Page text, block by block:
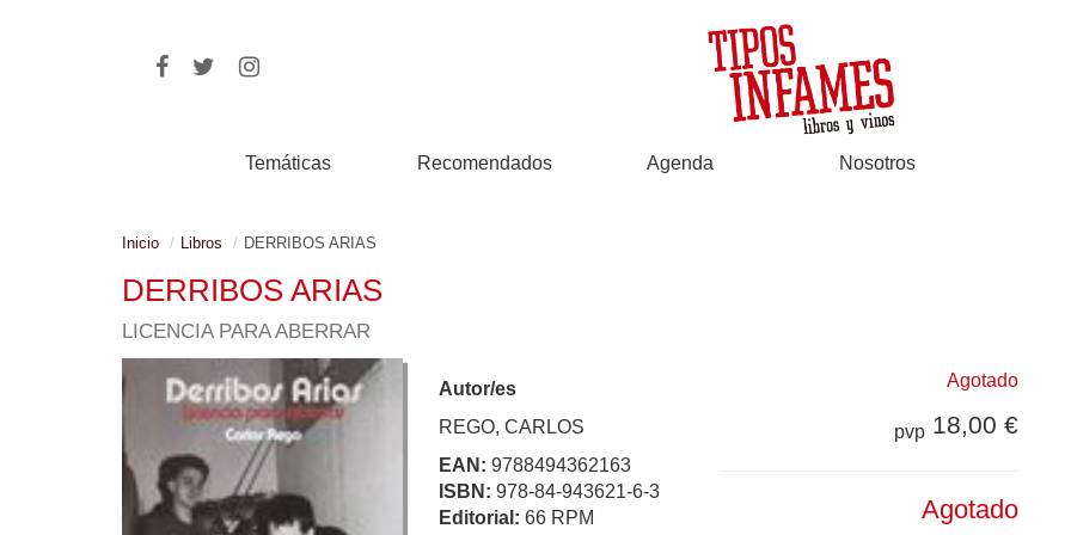
Temáticas Recomendados Agenda Nosotros
Inicio Libros DERRIBOS ARIAS
DERRIBOS ARIAS
LICENCIA PARA ABERRAR
Autor/es
REGO, CARLOS
EAN: 9788494362163
ISBN: 978-84-943621-6-3
Editorial: 66 RPM
Agotado
pvp 18,00 €
Agotado